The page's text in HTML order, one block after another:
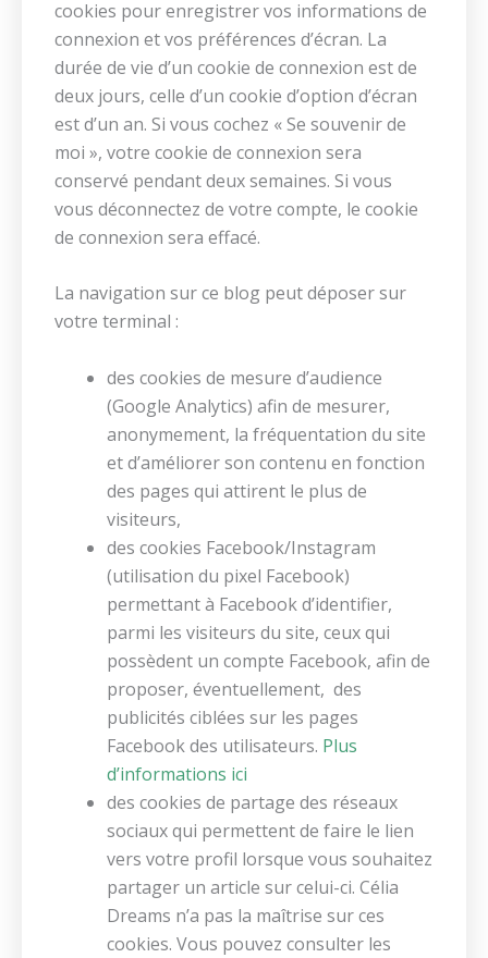
cookies pour enregistrer vos informations de
connexion et vos préférences d’écran. La
durée de vie d’un cookie de connexion est de
deux jours, celle d’un cookie d’option d’écran
est d’un an. Si vous cochez « Se souvenir de
moi », votre cookie de connexion sera
conservé pendant deux semaines. Si vous
vous déconnectez de votre compte, le cookie
de connexion sera effacé.
La navigation sur ce blog peut déposer sur
votre terminal :
des cookies de mesure d’audience
(Google Analytics) afin de mesurer,
anonymement, la fréquentation du site
et d’améliorer son contenu en fonction
des pages qui attirent le plus de
visiteurs,
des cookies Facebook/Instagram
(utilisation du pixel Facebook)
permettant à Facebook d’identifier,
parmi les visiteurs du site, ceux qui
possèdent un compte Facebook, afin de
proposer, éventuellement, des
publicités ciblées sur les pages
Facebook des utilisateurs. Plus
d’informations ici
des cookies de partage des réseaux
sociaux qui permettent de faire le lien
vers votre profil lorsque vous souhaitez
partager un article sur celui-ci. Célia
Dreams n’a pas la maîtrise sur ces
cookies. Vous pouvez consulter les